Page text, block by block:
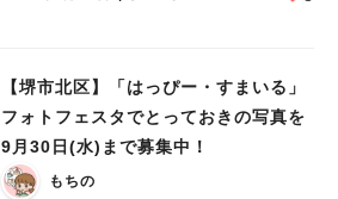
【堺市北区】「はっぴー・すまいる」
フォトフェスタでとっておきの写真を
9月30日(水)まで募集中！
もちの